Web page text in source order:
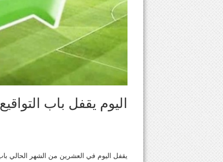
اليوم يقفل باب
يقفل اليوم في العشرين من الشهر الحالي باب